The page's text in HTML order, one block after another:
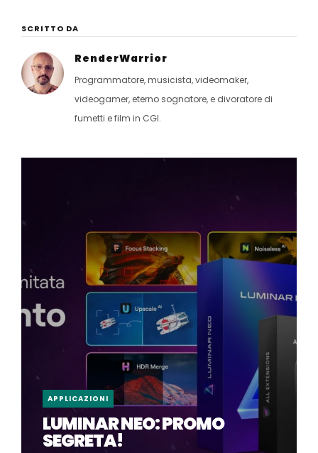
SCRITTO DA
RenderWarrior
Programmatore, musicista, videomaker,
videogamer, eterno sognatore, e divoratore di
fumetti e film in CGI.
APPLICAZIONI
LUMINAR NEO: PROMO
SEGRETA!